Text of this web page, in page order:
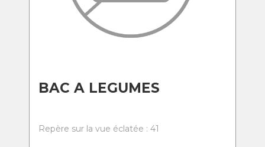
BAC A LEGUMES
Repère sur la vue éclatée : 41